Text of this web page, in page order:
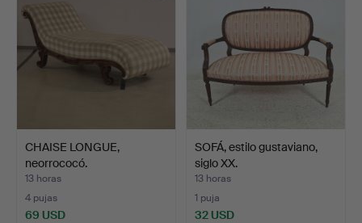
CHAISE LONGUE,
neorrococó.
13 horas
4 pujas
69 USD
SOFÁ, estilo gustaviano,
siglo XX.
13 horas
1 puja
32 USD